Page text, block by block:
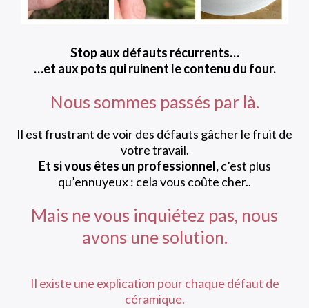
Stop aux défauts récurrents…
…et aux pots qui ruinent le contenu du four.
Nous sommes passés par là.
Il est frustrant de voir des défauts gâcher le fruit de
votre travail.
Et si vous êtes un professionnel,c’est plus
qu’ennuyeux : cela vous coûte cher..
Mais ne vous inquiétez pas, nous
avons une solution.
Il existe une explication pour chaque défaut de
céramique.